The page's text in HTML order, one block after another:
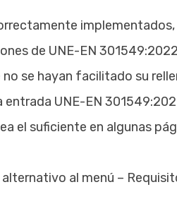
de UNE-EN 301549:2022
se hayan facilitado su
entrada UNE-EN
el suficiente en algunas
al menú –